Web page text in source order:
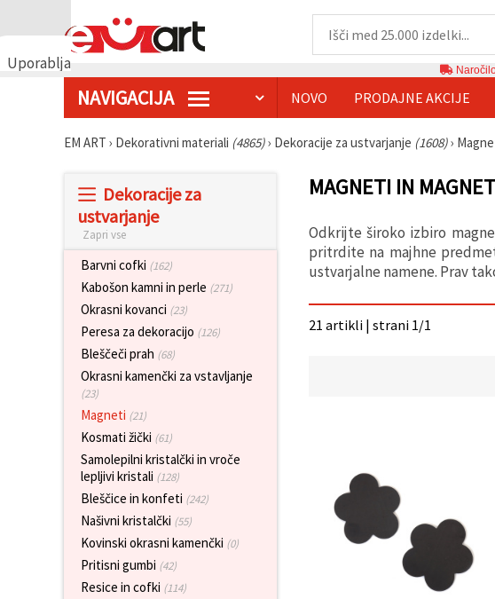
Uporabljamo
Uporabljamo
NAVIGACIJA NOVO PRODAJNE AKCIJE
EM ART › Dekorativni materiali (4865)› Dekoracije za ustvarjanje (1608)›
Dekoracije za
ustvarjanje
Zapri vse
Barvni cofki (162)
Kabošon kamni in perle (271)
Okrasni kovanci (23)
Peresa za dekoracijo (126)
Bleščeči prah (68)
Okrasni kamenčki za vstavljanje
(23)
Magneti (21)
Kosmati žički (61)
Samolepilni kristalčki in vroče
lepljivi kristali (128)
Bleščice in konfeti (242)
Našivni kristalčki (55)
Kovinski okrasni kamenčki (0)
Pritisni gumbi (42)
Resice in cofki (114)
MAGNETI IN
Odkrijte široko izbiro
pritrdite na majhne
ustvarjalne namene. Prav
21 artikli | strani 1/1